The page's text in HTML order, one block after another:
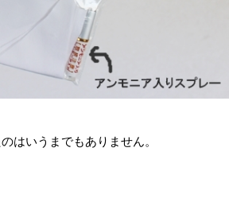
はいうまでもありません。